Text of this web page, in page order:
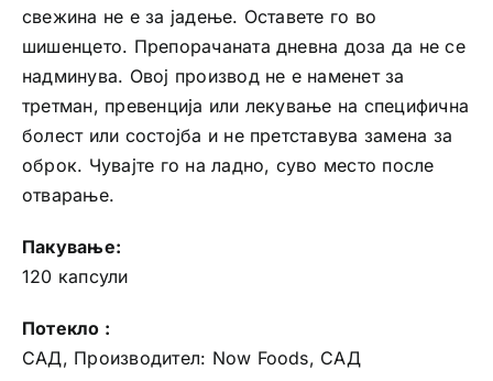
свежина не е за јадење. Оставете го во
шишенцето. Препорачаната дневна доза да не се
надминува. Овој производ не е наменет за
третман, превенција или лекување на специфична
болест или состојба и не претставува замена за
оброк. Чувајте го на ладно, суво место после
отварање.
Пакување:
120 капсули
Потекло :
САД, Производител: Now Foods, САД